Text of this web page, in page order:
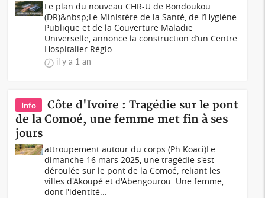
Le plan du nouveau CHR-U de Bondoukou
(DR)&nbsp;Le Ministère de la Santé, de l’Hygiène
Publique et de la Couverture Maladie
Universelle, annonce la construction d’un Centre
Hospitalier Régio...
il y a 1 an
Info
Côte d'Ivoire : Tragédie sur le pont
de la Comoé, une femme met fin à ses
jours
attroupement autour du corps (Ph Koaci)Le
dimanche 16 mars 2025, une tragédie s'est
déroulée sur le pont de la Comoé, reliant les
villes d'Akoupé et d'Abengourou. Une femme,
dont l'identité...